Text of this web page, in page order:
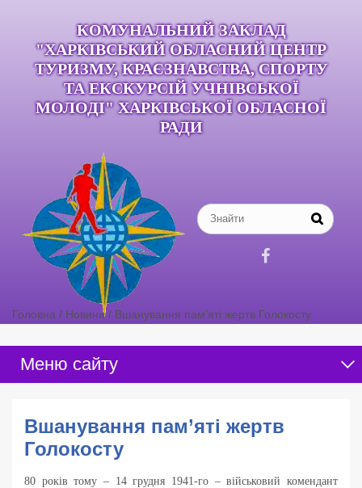
КОМУНАЛЬНИЙ ЗАКЛАД
"ХАРКІВСЬКИЙ ОБЛАСНИЙ ЦЕНТР
ТУРИЗМУ, КРАЄЗНАВСТВА, СПОРТУ
ТА ЕКСКУРСІЙ УЧНІВСЬКОЇ
МОЛОДІ" ХАРКІВСЬКОЇ ОБЛАСНОЇ
РАДИ

Головна / Новини / Вшанування пам’яті жертв Голокосту
Меню сайту
Вшанування пам’яті жертв
Голокосту
80 років тому – 14 грудня 1941-го – військовий комендант